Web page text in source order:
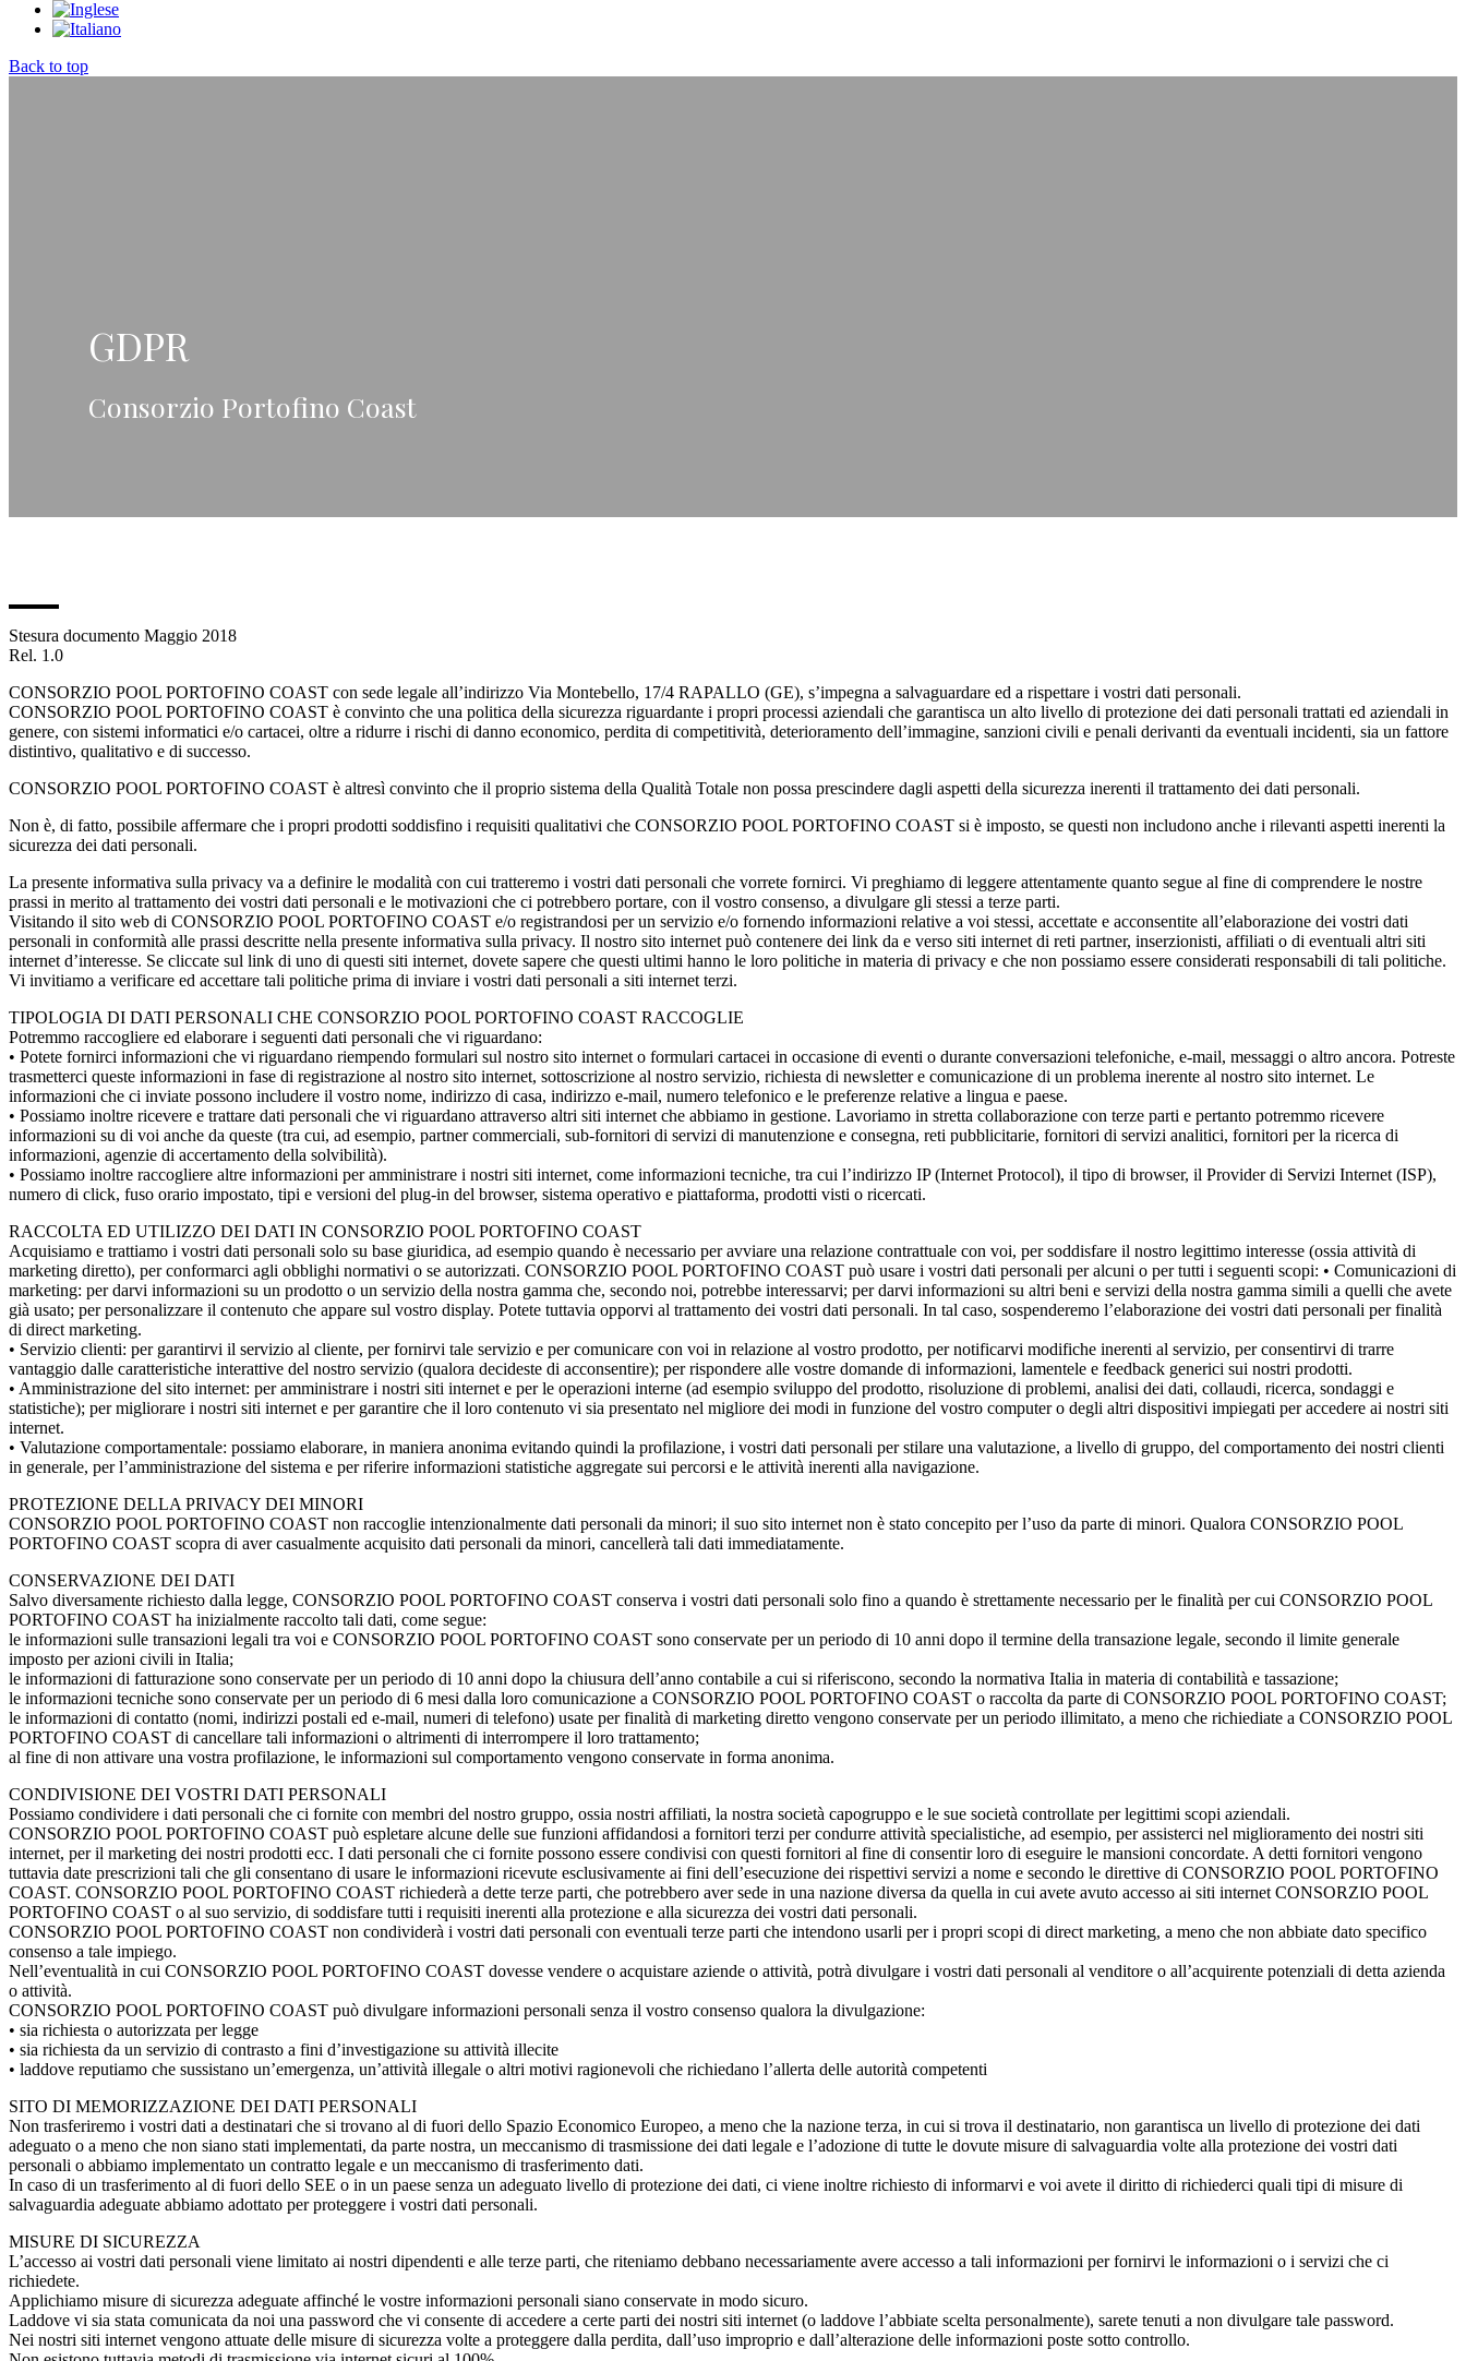
Back to top
GDPR
Consorzio Portofino Coast
Stesura documento Maggio 2018
Rel. 1.0
CONSORZIO POOL PORTOFINO COAST con sede legale all’indirizzo Via Montebello, 17/4 RAPALLO (GE), s’impegna a salvaguardare ed a rispettare i vostri dati personali.
CONSORZIO POOL PORTOFINO COAST è convinto che una politica della sicurezza riguardante i propri processi aziendali che garantisca un alto livello di protezione dei dati personali trattati ed aziendali in
genere, con sistemi informatici e/o cartacei, oltre a ridurre i rischi di danno economico, perdita di competitività, deterioramento dell’immagine, sanzioni civili e penali derivanti da eventuali incidenti, sia un fattore
distintivo, qualitativo e di successo.
CONSORZIO POOL PORTOFINO COAST è altresì convinto che il proprio sistema della Qualità Totale non possa prescindere dagli aspetti della sicurezza inerenti il trattamento dei dati personali.
Non è, di fatto, possibile affermare che i propri prodotti soddisfino i requisiti qualitativi che CONSORZIO POOL PORTOFINO COAST si è imposto, se questi non includono anche i rilevanti aspetti inerenti la
sicurezza dei dati personali.
La presente informativa sulla privacy va a definire le modalità con cui tratteremo i vostri dati personali che vorrete fornirci. Vi preghiamo di leggere attentamente quanto segue al fine di comprendere le nostre
prassi in merito al trattamento dei vostri dati personali e le motivazioni che ci potrebbero portare, con il vostro consenso, a divulgare gli stessi a terze parti.
Visitando il sito web di CONSORZIO POOL PORTOFINO COAST e/o registrandosi per un servizio e/o fornendo informazioni relative a voi stessi, accettate e acconsentite all’elaborazione dei vostri dati
personali in conformità alle prassi descritte nella presente informativa sulla privacy. Il nostro sito internet può contenere dei link da e verso siti internet di reti partner, inserzionisti, affiliati o di eventuali altri siti
internet d’interesse. Se cliccate sul link di uno di questi siti internet, dovete sapere che questi ultimi hanno le loro politiche in materia di privacy e che non possiamo essere considerati responsabili di tali politiche.
Vi invitiamo a verificare ed accettare tali politiche prima di inviare i vostri dati personali a siti internet terzi.
TIPOLOGIA DI DATI PERSONALI CHE CONSORZIO POOL PORTOFINO COAST RACCOGLIE
Potremmo raccogliere ed elaborare i seguenti dati personali che vi riguardano:
• Potete fornirci informazioni che vi riguardano riempendo formulari sul nostro sito internet o formulari cartacei in occasione di eventi o durante conversazioni telefoniche, e-mail, messaggi o altro ancora. Potreste
trasmetterci queste informazioni in fase di registrazione al nostro sito internet, sottoscrizione al nostro servizio, richiesta di newsletter e comunicazione di un problema inerente al nostro sito internet. Le
informazioni che ci inviate possono includere il vostro nome, indirizzo di casa, indirizzo e-mail, numero telefonico e le preferenze relative a lingua e paese.
• Possiamo inoltre ricevere e trattare dati personali che vi riguardano attraverso altri siti internet che abbiamo in gestione. Lavoriamo in stretta collaborazione con terze parti e pertanto potremmo ricevere
informazioni su di voi anche da queste (tra cui, ad esempio, partner commerciali, sub-fornitori di servizi di manutenzione e consegna, reti pubblicitarie, fornitori di servizi analitici, fornitori per la ricerca di
informazioni, agenzie di accertamento della solvibilità).
• Possiamo inoltre raccogliere altre informazioni per amministrare i nostri siti internet, come informazioni tecniche, tra cui l’indirizzo IP (Internet Protocol), il tipo di browser, il Provider di Servizi Internet (ISP),
numero di click, fuso orario impostato, tipi e versioni del plug-in del browser, sistema operativo e piattaforma, prodotti visti o ricercati.
RACCOLTA ED UTILIZZO DEI DATI IN CONSORZIO POOL PORTOFINO COAST
Acquisiamo e trattiamo i vostri dati personali solo su base giuridica, ad esempio quando è necessario per avviare una relazione contrattuale con voi, per soddisfare il nostro legittimo interesse (ossia attività di
marketing diretto), per conformarci agli obblighi normativi o se autorizzati. CONSORZIO POOL PORTOFINO COAST può usare i vostri dati personali per alcuni o per tutti i seguenti scopi: • Comunicazioni di
marketing: per darvi informazioni su un prodotto o un servizio della nostra gamma che, secondo noi, potrebbe interessarvi; per darvi informazioni su altri beni e servizi della nostra gamma simili a quelli che avete
già usato; per personalizzare il contenuto che appare sul vostro display. Potete tuttavia opporvi al trattamento dei vostri dati personali. In tal caso, sospenderemo l’elaborazione dei vostri dati personali per finalità
di direct marketing.
• Servizio clienti: per garantirvi il servizio al cliente, per fornirvi tale servizio e per comunicare con voi in relazione al vostro prodotto, per notificarvi modifiche inerenti al servizio, per consentirvi di trarre
vantaggio dalle caratteristiche interattive del nostro servizio (qualora decideste di acconsentire); per rispondere alle vostre domande di informazioni, lamentele e feedback generici sui nostri prodotti.
• Amministrazione del sito internet: per amministrare i nostri siti internet e per le operazioni interne (ad esempio sviluppo del prodotto, risoluzione di problemi, analisi dei dati, collaudi, ricerca, sondaggi e
statistiche); per migliorare i nostri siti internet e per garantire che il loro contenuto vi sia presentato nel migliore dei modi in funzione del vostro computer o degli altri dispositivi impiegati per accedere ai nostri siti
internet.
• Valutazione comportamentale: possiamo elaborare, in maniera anonima evitando quindi la profilazione, i vostri dati personali per stilare una valutazione, a livello di gruppo, del comportamento dei nostri clienti
in generale, per l’amministrazione del sistema e per riferire informazioni statistiche aggregate sui percorsi e le attività inerenti alla navigazione.
PROTEZIONE DELLA PRIVACY DEI MINORI
CONSORZIO POOL PORTOFINO COAST non raccoglie intenzionalmente dati personali da minori; il suo sito internet non è stato concepito per l’uso da parte di minori. Qualora CONSORZIO POOL
PORTOFINO COAST scopra di aver casualmente acquisito dati personali da minori, cancellerà tali dati immediatamente.
CONSERVAZIONE DEI DATI
Salvo diversamente richiesto dalla legge, CONSORZIO POOL PORTOFINO COAST conserva i vostri dati personali solo fino a quando è strettamente necessario per le finalità per cui CONSORZIO POOL
PORTOFINO COAST ha inizialmente raccolto tali dati, come segue:
le informazioni sulle transazioni legali tra voi e CONSORZIO POOL PORTOFINO COAST sono conservate per un periodo di 10 anni dopo il termine della transazione legale, secondo il limite generale
imposto per azioni civili in Italia;
le informazioni di fatturazione sono conservate per un periodo di 10 anni dopo la chiusura dell’anno contabile a cui si riferiscono, secondo la normativa Italia in materia di contabilità e tassazione;
le informazioni tecniche sono conservate per un periodo di 6 mesi dalla loro comunicazione a CONSORZIO POOL PORTOFINO COAST o raccolta da parte di CONSORZIO POOL PORTOFINO COAST;
le informazioni di contatto (nomi, indirizzi postali ed e-mail, numeri di telefono) usate per finalità di marketing diretto vengono conservate per un periodo illimitato, a meno che richiediate a CONSORZIO POOL
PORTOFINO COAST di cancellare tali informazioni o altrimenti di interrompere il loro trattamento;
al fine di non attivare una vostra profilazione, le informazioni sul comportamento vengono conservate in forma anonima.
CONDIVISIONE DEI VOSTRI DATI PERSONALI
Possiamo condividere i dati personali che ci fornite con membri del nostro gruppo, ossia nostri affiliati, la nostra società capogruppo e le sue società controllate per legittimi scopi aziendali.
CONSORZIO POOL PORTOFINO COAST può espletare alcune delle sue funzioni affidandosi a fornitori terzi per condurre attività specialistiche, ad esempio, per assisterci nel miglioramento dei nostri siti
internet, per il marketing dei nostri prodotti ecc. I dati personali che ci fornite possono essere condivisi con questi fornitori al fine di consentir loro di eseguire le mansioni concordate. A detti fornitori vengono
tuttavia date prescrizioni tali che gli consentano di usare le informazioni ricevute esclusivamente ai fini dell’esecuzione dei rispettivi servizi a nome e secondo le direttive di CONSORZIO POOL PORTOFINO
COAST. CONSORZIO POOL PORTOFINO COAST richiederà a dette terze parti, che potrebbero aver sede in una nazione diversa da quella in cui avete avuto accesso ai siti internet CONSORZIO POOL
PORTOFINO COAST o al suo servizio, di soddisfare tutti i requisiti inerenti alla protezione e alla sicurezza dei vostri dati personali.
CONSORZIO POOL PORTOFINO COAST non condividerà i vostri dati personali con eventuali terze parti che intendono usarli per i propri scopi di direct marketing, a meno che non abbiate dato specifico
consenso a tale impiego.
Nell’eventualità in cui CONSORZIO POOL PORTOFINO COAST dovesse vendere o acquistare aziende o attività, potrà divulgare i vostri dati personali al venditore o all’acquirente potenziali di detta azienda
o attività.
CONSORZIO POOL PORTOFINO COAST può divulgare informazioni personali senza il vostro consenso qualora la divulgazione:
• sia richiesta o autorizzata per legge
• sia richiesta da un servizio di contrasto a fini d’investigazione su attività illecite
• laddove reputiamo che sussistano un’emergenza, un’attività illegale o altri motivi ragionevoli che richiedano l’allerta delle autorità competenti
SITO DI MEMORIZZAZIONE DEI DATI PERSONALI
Non trasferiremo i vostri dati a destinatari che si trovano al di fuori dello Spazio Economico Europeo, a meno che la nazione terza, in cui si trova il destinatario, non garantisca un livello di protezione dei dati
adeguato o a meno che non siano stati implementati, da parte nostra, un meccanismo di trasmissione dei dati legale e l’adozione di tutte le dovute misure di salvaguardia volte alla protezione dei vostri dati
personali o abbiamo implementato un contratto legale e un meccanismo di trasferimento dati.
In caso di un trasferimento al di fuori dello SEE o in un paese senza un adeguato livello di protezione dei dati, ci viene inoltre richiesto di informarvi e voi avete il diritto di richiederci quali tipi di misure di
salvaguardia adeguate abbiamo adottato per proteggere i vostri dati personali.
MISURE DI SICUREZZA
L’accesso ai vostri dati personali viene limitato ai nostri dipendenti e alle terze parti, che riteniamo debbano necessariamente avere accesso a tali informazioni per fornirvi le informazioni o i servizi che ci
richiedete.
Applichiamo misure di sicurezza adeguate affinché le vostre informazioni personali siano conservate in modo sicuro.
Laddove vi sia stata comunicata da noi una password che vi consente di accedere a certe parti dei nostri siti internet (o laddove l’abbiate scelta personalmente), sarete tenuti a non divulgare tale password.
Nei nostri siti internet vengono attuate delle misure di sicurezza volte a proteggere dalla perdita, dall’uso improprio e dall’alterazione delle informazioni poste sotto controllo.